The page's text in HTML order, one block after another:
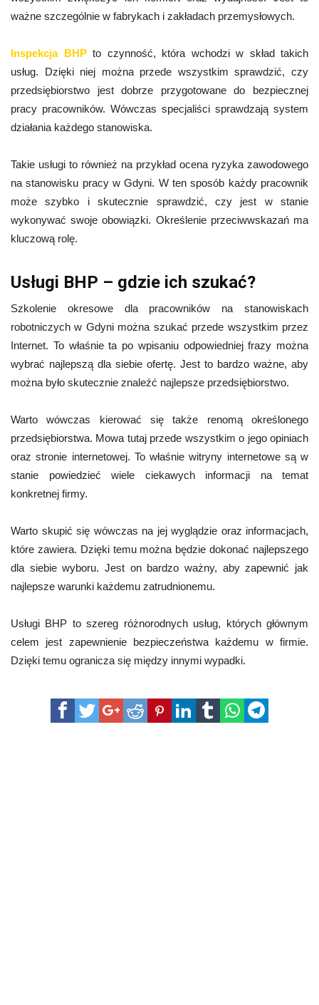
ważne szczególnie w fabrykach i zakładach przemysłowych.
Inspekcja BHPto czynność, która wchodzi w skład takich
usług. Dzięki niej można przede wszystkim sprawdzić, czy
przedsiębiorstwo jest dobrze przygotowane do bezpiecznej
pracy pracowników. Wówczas specjaliści sprawdzają system
działania każdego stanowiska.
Takie usługi to również na przykład ocena ryzyka zawodowego
na stanowisku pracy w Gdyni. W ten sposób każdy pracownik
może szybko i skutecznie sprawdzić, czy jest w stanie
wykonywać swoje obowiązki. Określenie przeciwwskazań ma
kluczową rolę.
Usługi BHP – gdzie ich szukać?
Szkolenie okresowe dla pracowników na stanowiskach
robotniczych w Gdyni można szukać przede wszystkim przez
Internet. To właśnie ta po wpisaniu odpowiedniej frazy można
wybrać najlepszą dla siebie ofertę. Jest to bardzo ważne, aby
można było skutecznie znaleźć najlepsze przedsiębiorstwo.
Warto wówczas kierować się także renomą określonego
przedsiębiorstwa. Mowa tutaj przede wszystkim o jego opiniach
oraz stronie internetowej. To właśnie witryny internetowe są w
stanie powiedzieć wiele ciekawych informacji na temat
konkretnej firmy.
Warto skupić się wówczas na jej wyglądzie oraz informacjach,
które zawiera. Dzięki temu można będzie dokonać najlepszego
dla siebie wyboru. Jest on bardzo ważny, aby zapewnić jak
najlepsze warunki każdemu zatrudnionemu.
Usługi BHP to szereg różnorodnych usług, których głównym
celem jest zapewnienie bezpieczeństwa każdemu w firmie.
Dzięki temu ogranicza się między innymi wypadki.